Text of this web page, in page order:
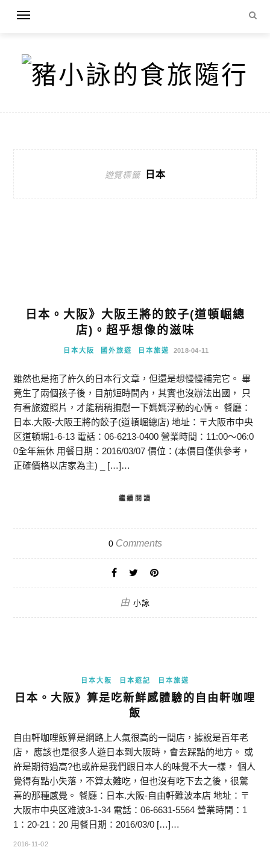
遊覽標籤 日本
日本。大阪》大阪王將的餃子(道頓崛總
店)。超乎想像的滋味
日本大阪 國外旅遊 日本旅遊 2018-04-11
雖然也是拖了許久的日本行文章，但還是想慢慢補完它。 畢
竟生了兩個孩子後，目前短時間內，其實也沒辦法出國， 只
有看旅遊照片，才能稍稍撫慰一下媽媽浮動的心情。 餐廳：
日本.大阪-大阪王將的餃子(道頓崛總店) 地址：〒大阪市中央
区道頓堀1-6-13 電話：06-6213-0400 營業時間：11:00～06:0
0全年無休 用餐日期：2016/03/07 價位：(本價目僅供參考，
正確價格以店家為主) _ […]…
繼續閱讀
0Comments
由 小詠
日本大阪 日本遊記 日本旅遊
日本。大阪》算是吃新鮮感體驗的自由軒咖哩
飯
自由軒咖哩飯算是網路上人氣很高的一間店，據說是百年老
店， 應該也是很多人遊日本到大阪時，會去踩點的地方。 或
許是期待過高?也或許是我們跟日本人的味覺不大一樣， 個人
覺得有點小失落，不算太難吃，但也沒有吃下去之後，很驚
喜的那種感覺。 餐廳：日本.大阪-自由軒難波本店 地址：〒
大阪市中央区难波3-1-34 電話：06-6631-5564 營業時間：1
1：20-21：20 用餐日期：2016/03/0 […]…
2016-11-02